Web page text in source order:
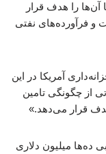
آن‌ها را هدف قرار
و فرآورده‌های نفتی
آمریکا در این
از چگونگی تامین
قرار می‌دهد.»
ده‌ها میلیون دلاری